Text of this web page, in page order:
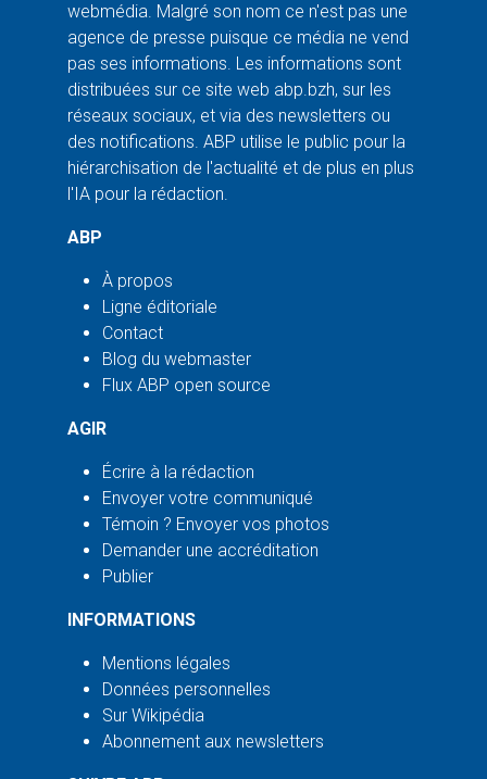
webmédia. Malgré son nom ce n'est pas une
agence de presse puisque ce média ne vend
pas ses informations. Les informations sont
distribuées sur ce site web abp.bzh, sur les
réseaux sociaux, et via des newsletters ou
des notifications. ABP utilise le public pour la
hiérarchisation de l'actualité et de plus en plus
l'IA pour la rédaction.
ABP
À propos
Ligne éditoriale
Contact
Blog du webmaster
Flux ABP open source
AGIR
Écrire à la rédaction
Envoyer votre communiqué
Témoin ? Envoyer vos photos
Demander une accréditation
Publier
INFORMATIONS
Mentions légales
Données personnelles
Sur Wikipédia
Abonnement aux newsletters